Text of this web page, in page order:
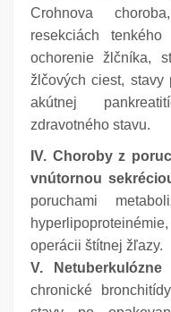
Crohnova
resekciách
ochorenie žlčníka,
žlčových ciest,
akútnej
zdravotného stavu.
IV. Choroby z
vnútornou
poruchami
operácii štítnej žľazy.
V.
chronické